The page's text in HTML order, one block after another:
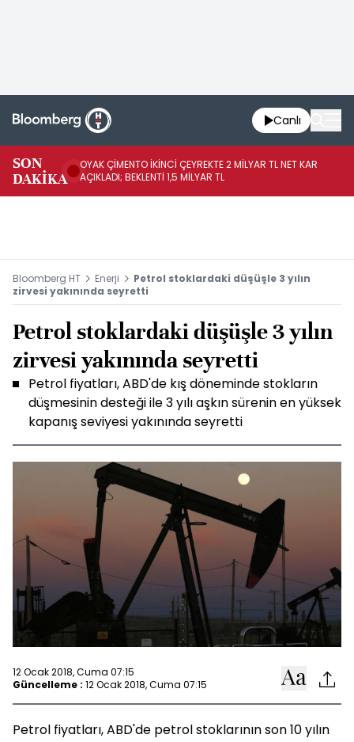
Canlı
SON
DAKİKA
OYAK ÇİMENTO İKİNCİ ÇEYREKTE 2 MİLYAR TL NET KAR
AÇIKLADI; BEKLENTİ 1,5 MİLYAR TL
Bloomberg HT Enerji
Petrol stoklardaki düşüşle 3 yılın
zirvesi yakınında seyretti
Petrol stoklardaki düşüşle 3 yılın
zirvesi yakınında seyretti
Petrol fiyatları, ABD'de kış döneminde stokların
düşmesinin desteği ile 3 yılı aşkın sürenin en yüksek
kapanış seviyesi yakınında seyretti
12 Ocak 2018, Cuma 07:15
Güncelleme : 12 Ocak 2018, Cuma 07:15
Petrol fiyatları, ABD'de petrol stoklarının son 10 yılın